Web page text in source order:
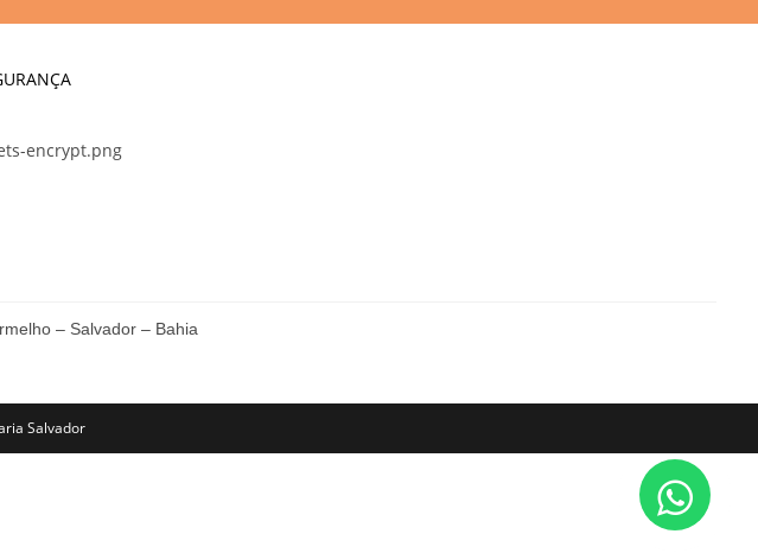
– Salvador – Bahia
Salvador